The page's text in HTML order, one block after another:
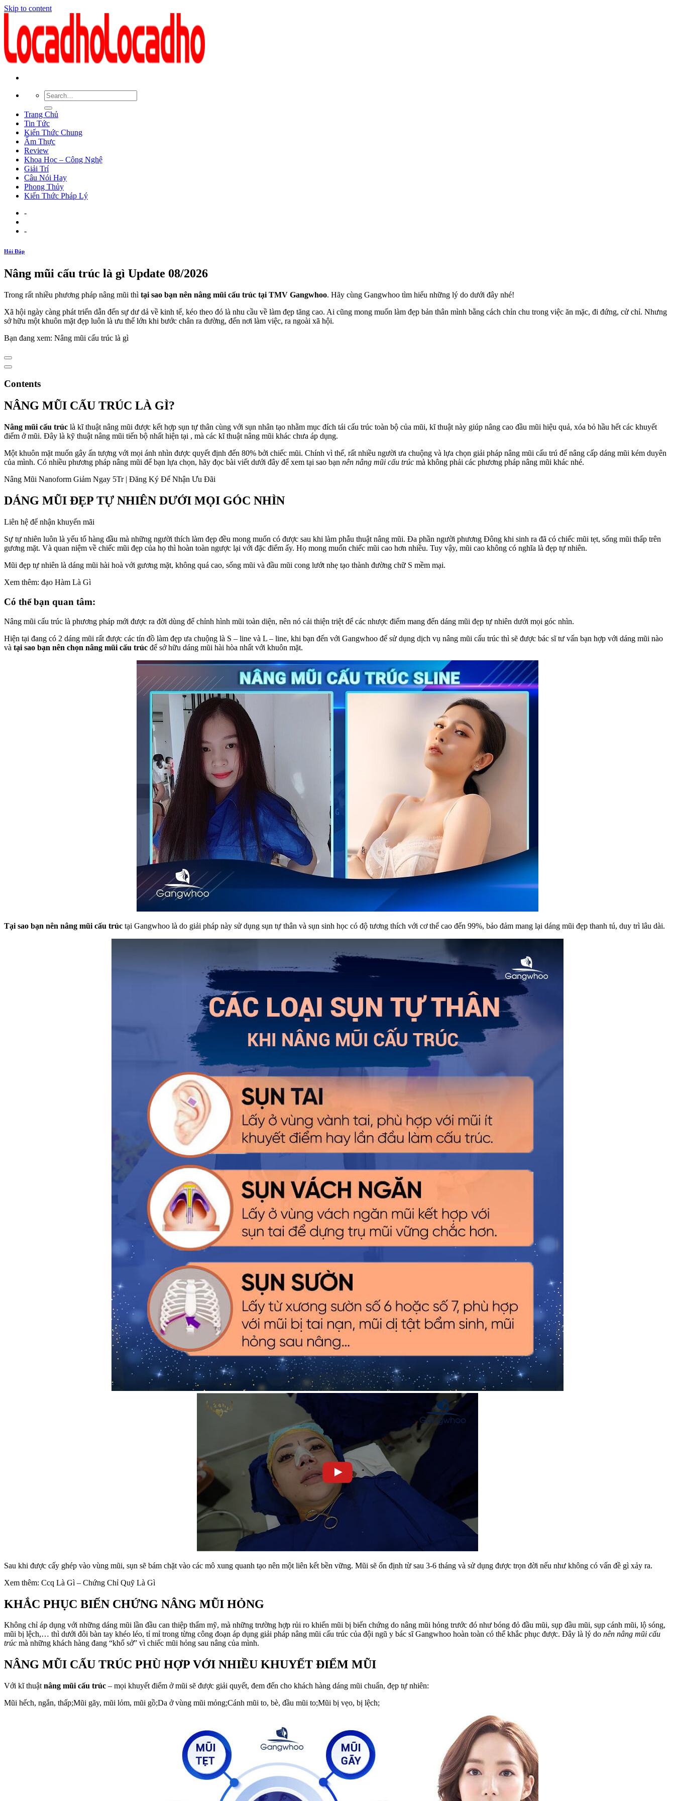
Skip to content
Trang Chủ
Tin Tức
Kiến Thức Chung
Ẩm Thực
Review
Khoa Học – Công Nghệ
Giải Trí
Câu Nói Hay
Phong Thủy
Kiến Thức Pháp Lý
-
-
Hỏi Đáp
Nâng mũi cấu trúc là gì Update 08/2026
Trong rất nhiều phương pháp nâng mũi thì tại sao bạn nên nâng mũi cấu trúc tại TMV Gangwhoo. Hãy cùng Gangwhoo tìm hiểu những lý do dưới đây nhé!
Xã hội ngày càng phát triển dẫn đến sự dư dả về kinh tế, kéo theo đó là nhu cầu về làm đẹp tăng cao. Ai cũng mong muốn làm đẹp bản thân mình bằng cách chỉn chu trong việc ăn mặc, đi đứng, cử chỉ. Nhưng
sở hữu một khuôn mặt đẹp luôn là ưu thế lớn khi bước chân ra đường, đến nơi làm việc, ra ngoài xã hội.
Bạn đang xem: Nâng mũi cấu trúc là gì
Contents
NÂNG MŨI CẤU TRÚC LÀ GÌ?
Nâng mũi cấu trúc là kĩ thuật nâng mũi được kết hợp sụn tự thân cùng với sụn nhân tạo nhằm mục đích tái cấu trúc toàn bộ của mũi, kĩ thuật này giúp nâng cao đầu mũi hiệu quả, xóa bỏ hầu hết các khuyết
điểm ở mũi. Đây là kỹ thuật nâng mũi tiến bộ nhất hiện tại , mà các kĩ thuật nâng mũi khác chưa áp dụng.
Một khuôn mặt muốn gây ấn tượng với mọi ánh nhìn được quyết định đến 80% bởi chiếc mũi. Chính vì thế, rất nhiều người ưa chuộng và lựa chọn giải pháp nâng mũi cấu trú để nâng cấp dáng mũi kém duyên
của mình. Có nhiều phương pháp nâng mũi để bạn lựa chọn, hãy đọc bài viết dưới đây để xem tại sao bạn nên nâng mũi cấu trúc mà không phải các phương pháp nâng mũi khác nhé.
Nâng Mũi Nanoform Giảm Ngay 5Tr | Đăng Ký Để Nhận Ưu Đãi
DÁNG MŨI ĐẸP TỰ NHIÊN DƯỚI MỌI GÓC NHÌN
Liên hệ để nhận khuyến mãi
Sự tự nhiên luôn là yếu tố hàng đầu mà những người thích làm đẹp đều mong muốn có được sau khi làm phẫu thuật nâng mũi. Đa phần người phương Đông khi sinh ra đã có chiếc mũi tẹt, sống mũi thấp trên
gương mặt. Và quan niệm về chiếc mũi đẹp của họ thì hoàn toàn ngược lại với đặc điểm ấy. Họ mong muốn chiếc mũi cao hơn nhiều. Tuy vậy, mũi cao không có nghĩa là đẹp tự nhiên.
Mũi đẹp tự nhiên là dáng mũi hài hoà với gương mặt, không quá cao, sống mũi và đầu mũi cong lướt nhẹ tạo thành đường chữ S mềm mại.
Xem thêm: đạo Hàm Là Gì
Có thể bạn quan tâm:
Nâng mũi cấu trúc là phương pháp mới được ra đời dùng để chỉnh hình mũi toàn diện, nên nó cải thiện triệt để các nhược điểm mang đến dáng mũi đẹp tự nhiên dưới mọi góc nhìn.
Hiện tại đang có 2 dáng mũi rất được các tín đồ làm đẹp ưa chuộng là S – line và L – line, khi bạn đến với Gangwhoo để sử dụng dịch vụ nâng mũi cấu trúc thì sẽ được bác sĩ tư vấn bạn hợp với dáng mũi nào
và tại sao bạn nên chọn nâng mũi cấu trúc để sở hữu dáng mũi hài hòa nhất với khuôn mặt.
Tại sao bạn nên nâng mũi cấu trúc tại Gangwhoo là do giải pháp này sử dụng sụn tự thân và sụn sinh học có độ tương thích với cơ thể cao đến 99%, bảo đảm mang lại dáng mũi đẹp thanh tú, duy trì lâu dài.
Sau khi được cấy ghép vào vùng mũi, sụn sẽ bám chặt vào các mô xung quanh tạo nên một liên kết bền vững. Mũi sẽ ổn định từ sau 3-6 tháng và sử dụng được trọn đời nếu như không có vấn đề gì xảy ra.
Xem thêm: Ccq Là Gì – Chứng Chỉ Quỹ Là Gì
KHẮC PHỤC BIẾN CHỨNG NÂNG MŨI HỎNG
Không chỉ áp dụng với những dáng mũi lần đầu can thiệp thẩm mỹ, mà những trường hợp rủi ro khiến mũi bị biến chứng do nâng mũi hỏng trước đó như bóng đỏ đầu mũi, sụp đầu mũi, sụp cánh mũi, lộ sóng,
mũi bị lệch,… thì dưới đôi bàn tay khéo léo, tỉ mỉ trong từng công đoạn áp dụng giải pháp nâng mũi cấu trúc của đội ngũ y bác sĩ Gangwhoo hoàn toàn có thể khắc phục được. Đây là lý do nên nâng mũi cấu
trúc mà những khách hàng đang “khổ sở” vì chiếc mũi hỏng sau nâng của mình.
NÂNG MŨI CẤU TRÚC PHÙ HỢP VỚI NHIỀU KHUYẾT ĐIỂM MŨI
Với kĩ thuật nâng mũi cấu trúc – mọi khuyết điểm ở mũi sẽ được giải quyết, đem đến cho khách hàng dáng mũi chuẩn, đẹp tự nhiên:
Mũi hếch, ngắn, thấp;Mũi gãy, mũi lỏm, mũi gồ;Da ở vùng mũi mỏng;Cánh mũi to, bè, đầu mũi to;Mũi bị vẹo, bị lệch;